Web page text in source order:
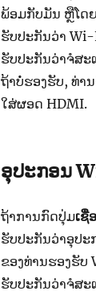
ພ້ອມ​ກັບ​ມັນ ຫຼືໂດ
ຮັບປະກັນວ່າ Wi-
ຮັບປະກັນວ່າຈໍສະ
ຖ້າບໍ່ຮອງຮັບ, ທ່າ
ໃສ່ຜອດ HDMI.
ອຸປະກອນ
ຖ້າການ​ກົດປຸ່ມ​ເຊື່
ຮັບປະກັນວ່າອຸປະ
ຂອງທ່ານຮອງຮັບ
ຮັບປະກັນວ່າຈໍສະ